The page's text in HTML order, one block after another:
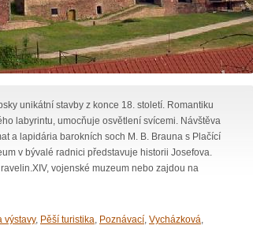
unikátní stavby z konce 18. století. Romantiku
labyrintu, umocňuje osvětlení svícemi. Návštěva
a lapidária barokních soch M. B. Brauna s Plačící
v bývalé radnici představuje historii Josefova.
vojenské muzeum nebo zajdou na
výstavy, Pěší turistika, Poznávací, Vycházková,